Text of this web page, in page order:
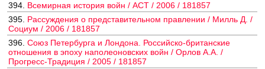
394. Всемирная история войн / АСТ / 2006 / 181857
395. Рассуждения о представительном правлении / Милль Д. /
Социум / 2006 / 181857
396. Союз Петербурга и Лондона. Российско-британские
отношения в эпоху наполеоновских войн / Орлов А.А. /
Прогресс-Традиция / 2005 / 181857